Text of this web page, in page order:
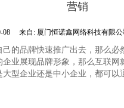
营销
08 来自: 厦门恒诺鑫网络科技有限公
的品牌快速推广出去，那么必
企业展现品牌形象，那么互联网
大型企业还是中小企业，都可以